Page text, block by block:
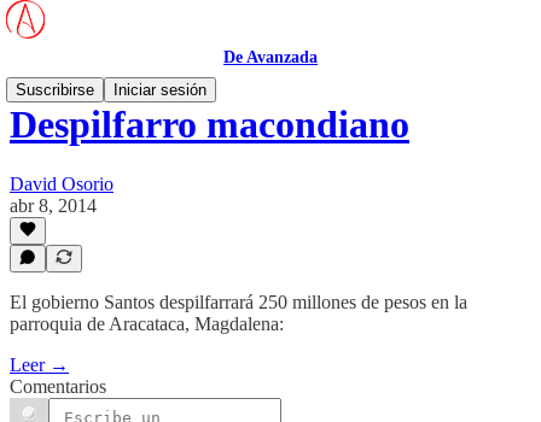
De Avanzada
Suscribirse
Iniciar sesión
Despilfarro macondiano
David Osorio
abr 8, 2014
El gobierno Santos despilfarrará 250 millones de pesos en la
parroquia de Aracataca, Magdalena:
Leer →
Comentarios